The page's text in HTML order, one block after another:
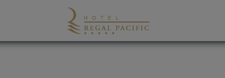
Web Oficial.